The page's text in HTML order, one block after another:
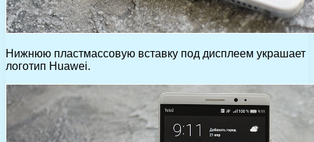
Нижнюю пластмассовую вставку под дисплеем украшает
логотип Huawei.